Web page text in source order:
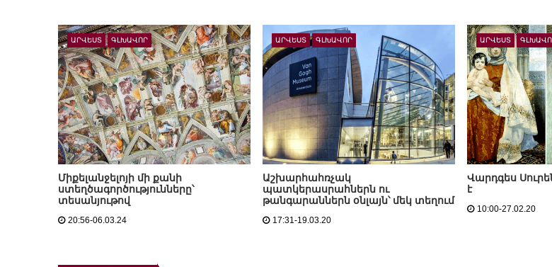
ԱՐՎԵՍՏ ԳԼԽԱՎՈՐ
Միքելանջելոյի մի քանի
ստեղծագործությունները՝
տեսանյութով
20:56-06.03.24
ԱՐՎԵՍՏ ԳԼԽԱՎՈՐ
Աշխարհահռչակ
պատկերասրահներն ու
թանգարաններն օնլայն՝ մեկ տեղում
17:31-19.03.20
ԱՐՎԵՍՏ
Վարդգես
է
10:00-27.02.20